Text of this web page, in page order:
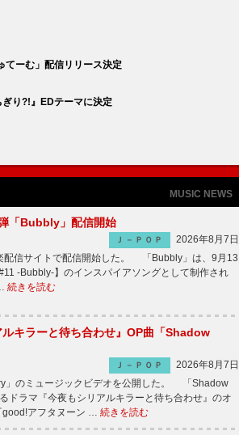
てーむ」配信リリース決定
り?!』EDテーマに決定
MUSIC NEWS
「Bubbly」配信開始
Ｊ－ＰＯＰ
2026年8月7日
信サイトで配信開始した。 「Bubbly」は、9月13
-Bubbly-】のインスパイアソングとして制作され
続きを読む
キラーと待ち合わせ』OP曲「Shadow
Ｊ－ＰＯＰ
2026年8月7日
」のミュージックビデオを公開した。 「Shadow
ドラマ『今夜もシリアルキラーと待ち合わせ』のオ
good!アフタヌーン … 続きを読む